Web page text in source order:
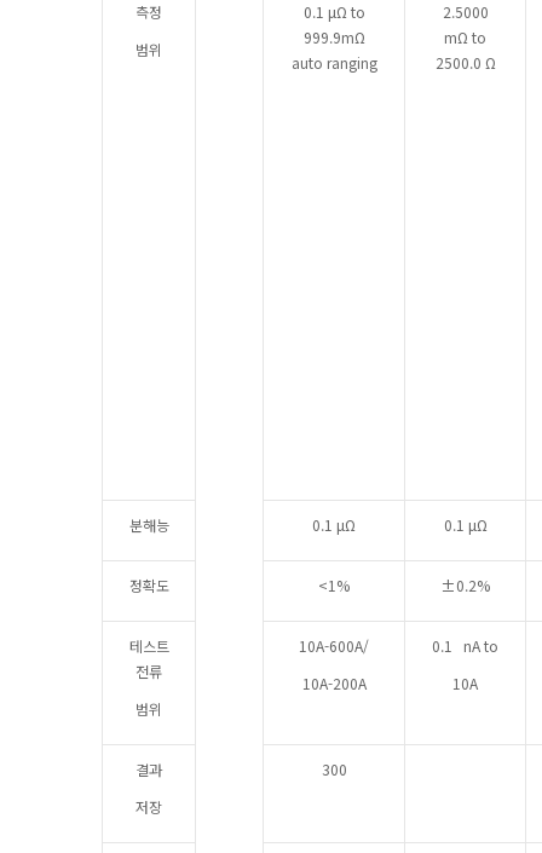
측정
범위
0.1 μΩ to
999.9mΩ
auto ranging
2.5000
mΩ to
2500.0 Ω
분해능 0.1 μΩ 0.1 μΩ
정확도 <1% ±0.2%
테스트
전류
범위
10A-600A/
10A-200A
0.1 nA to
10A
결과
저장
300